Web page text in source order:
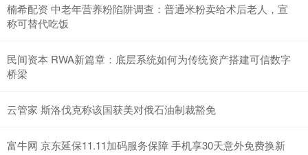
楠希配资 中老年营养粉陷阱调查：普通米粉卖给术后老人，宣
称可替代吃饭
民间资本 RWA新篇章：底层系统如何为传统资产搭建可信数字
桥梁
云管家 斯洛伐克称该国获美对俄石油制裁豁免
富牛网 京东延保11.11加码服务保障 手机享30天意外免费换新